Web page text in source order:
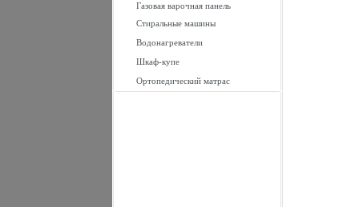
Газовая варочная панель
Стиральные машины
Водонагреватели
Шкаф-купе
Ортопедический матрас